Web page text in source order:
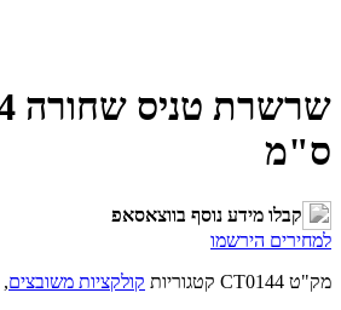
ס"מ
קבלו מידע נוסף בווצאסאפ
למחירים הירשמו
מק"ט CT0144 קטגוריות קולקציות משובצים,